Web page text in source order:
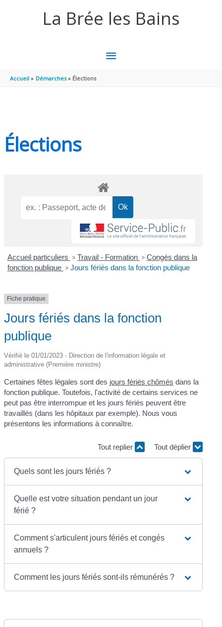
La Brée les Bains
MENU
Accueil Démarches Élections
Élections
Accueil particuliers > Travail - Formation > Congés dans la
fonction publique > Jours fériés dans la fonction publique
Fiche pratique
Jours fériés dans la fonction
publique
Vérifié le 01/01/2023 - Direction de l'information légale et
administrative (Première ministre)
Certaines fêtes légales sont des jours fériés chômés dans la
fonction publique. Toutefois, l'activité de certains services ne
peut pas être interrompue et les jours fériés peuvent être
travaillés (dans les hôpitaux par exemple). Nous vous
présentons les informations à connaître.
Tout replier Tout déplier
Quels sont les jours fériés ?
Quelle est votre situation pendant un jour
férié ?
Comment s'articulent jours fériés et congés
annuels ?
Comment les jours fériés sont-ils rémunérés ?